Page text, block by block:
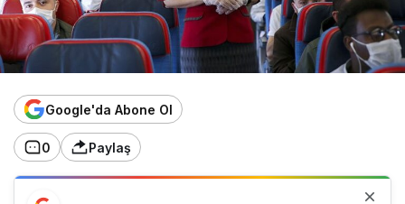
Google'da Abone Ol
0 Paylaş